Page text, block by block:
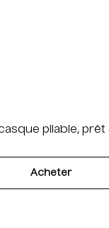
pliable,
Acheter